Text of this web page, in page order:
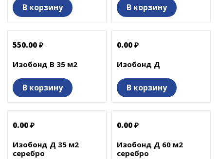
В корзину В корзину
550.00 ₽
Изобонд В 35 м2
В корзину
0.00 ₽
Изобонд Д
В корзину
0.00 ₽
Изобонд Д 35 м2
серебро
0.00 ₽
Изобонд Д 60 м2
серебро